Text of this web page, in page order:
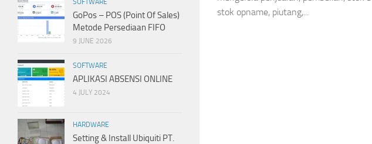
stok opname, piutang,...
SOFTWARE
GoPos – POS (Point Of Sales)
Metode Persediaan FIFO
9 JUNE 2026
SOFTWARE
APLIKASI ABSENSI ONLINE
4 JULY 2024
HARDWARE
Setting & Install Ubiquiti PT.